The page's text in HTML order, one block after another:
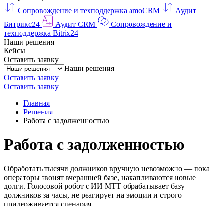
Сопровождение и техподдержка amoCRM
Аудит
Битрикс24
Аудит CRM
Сопровождение и
техподдержка Bitrix24
Наши решения
Кейсы
Оставить заявку
Наши решения
Оставить заявку
Оставить заявку
Главная
Решения
Работа с задолженностью
Работа с задолженностью
Обработать тысячи должников вручную невозможно — пока
операторы звонят вчерашней базе, накапливаются новые
долги. Голосовой робот с ИИ МТТ обрабатывает базу
должников за часы, не реагирует на эмоции и строго
придерживается сценария.